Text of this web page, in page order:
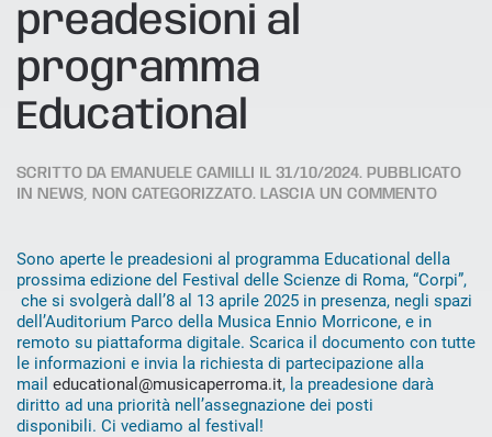
preadesioni al
programma
Educational
SCRITTO DA EMANUELE CAMILLI IL 31/10/2024. PUBBLICATO
IN NEWS, NON CATEGORIZZATO. LASCIA UN COMMENTO
Sono aperte le preadesioni al programma Educational della
prossima edizione del Festival delle Scienze di Roma, “Corpi”,
che si svolgerà dall’8 al 13 aprile 2025 in presenza, negli spazi
dell’Auditorium Parco della Musica Ennio Morricone, e in
remoto su piattaforma digitale. Scarica il documento con tutte
le informazioni e invia la richiesta di partecipazione alla
mail educational@musicaperroma.it, la preadesione darà
diritto ad una priorità nell’assegnazione dei posti
disponibili. Ci vediamo al festival!